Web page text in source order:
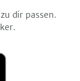
dir passen.